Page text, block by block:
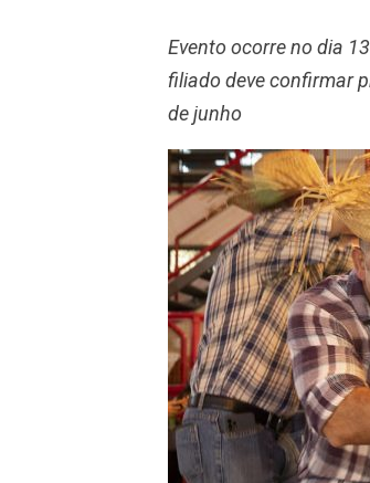
Evento ocorre no dia
filiado deve confirmar
de junho